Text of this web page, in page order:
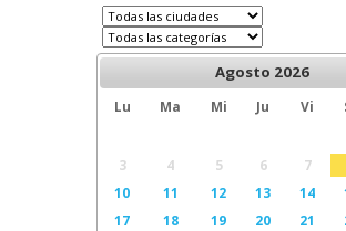
Agosto 2026
Lu Ma Mi Ju Vi
3
4 5 6 7
10
11 12 13 14
17
18 19 20 21